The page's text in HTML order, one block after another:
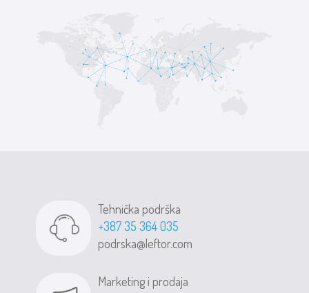
Tehnička podrška
+387 35 364 035
podrska@leftor.com
Marketing i prodaja